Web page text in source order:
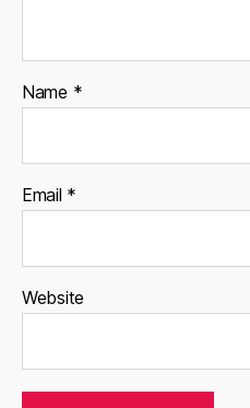
Name *
Email *
Website